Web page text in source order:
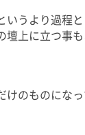
いうより過程
壇上に立つ事
けのものにな